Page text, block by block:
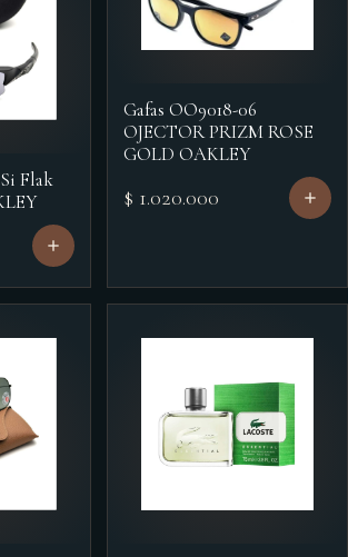
Flak
Gafas OO9018-06
OJECTOR PRIZM ROSE
GOLD OAKLEY
$ 1.020.000